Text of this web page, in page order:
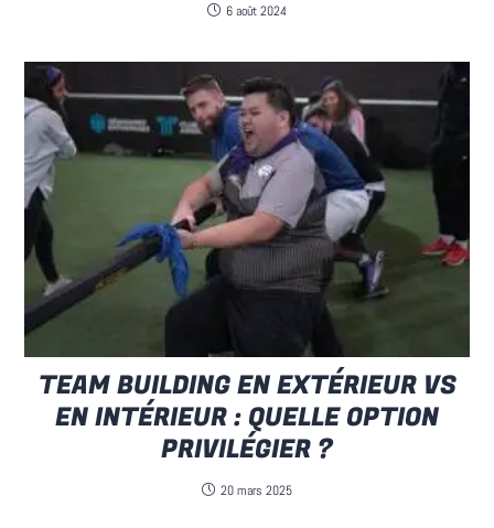
6 août 2024
TEAM BUILDING EN EXTÉRIEUR VS
EN INTÉRIEUR : QUELLE OPTION
PRIVILÉGIER ?
20 mars 2025